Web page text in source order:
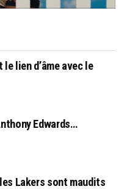
lien d’âme avec le
Edwards…
Lakers sont maudits